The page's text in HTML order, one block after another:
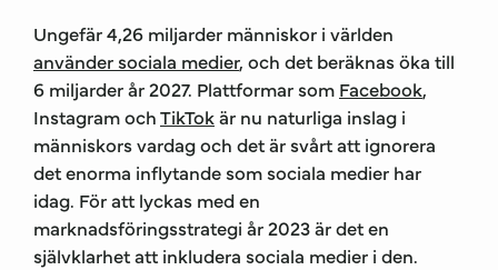
Ungefär 4,26 miljarder människor i världen
använder sociala medier, och det beräknas öka till
6 miljarder år 2027. Plattformar som Facebook,
Instagram ochTikTokär nu naturliga inslag i
människors vardag och det är svårt att ignorera
det enorma inflytande som sociala medier har
idag. För att lyckas med en
marknadsföringsstrategi år 2023 är det en
självklarhet att inkludera sociala medier i den.